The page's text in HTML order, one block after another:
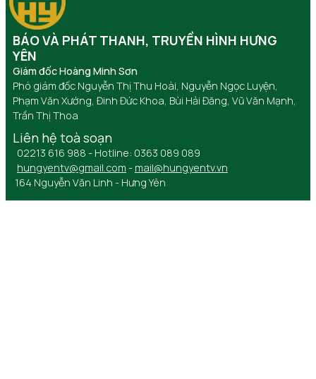
BÁO VÀ PHÁT THANH, TRUYỀN HÌNH HƯNG
YÊN
Giám đốc Hoàng Minh Sơn
Phó giám đốc Nguyễn Thị Thu Hoài, Nguyễn Ngọc Luyện,
Phạm Văn Xướng, Đinh Đức Khoa, Bùi Hải Đăng, Vũ Văn Mạnh,
Trần Thị Thoa
Liên hệ toà soạn
02213 616 988 - Hotline: 0363 089 089
hungyentv@gmail.com - mail@hungyentv.vn
164 Nguyễn Văn Linh - Hưng Yên